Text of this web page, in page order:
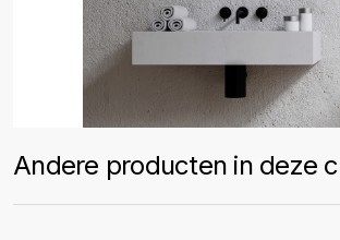
Andere producten in deze